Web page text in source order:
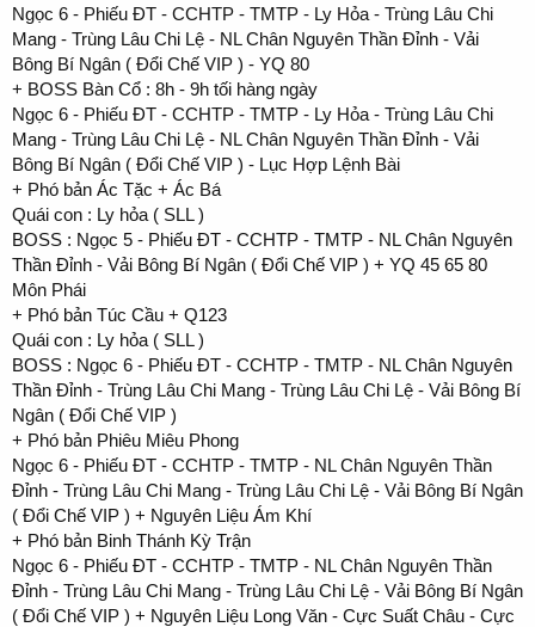
Ngọc 6 - Phiếu ĐT - CCHTP - TMTP - Ly Hỏa - Trùng Lâu Chi
Mang - Trùng Lâu Chi Lệ - NL Chân Nguyên Thần Đỉnh - Vải
Bông Bí Ngân ( Đổi Chế VIP ) - YQ 80
+ BOSS Bàn Cổ : 8h - 9h tối hàng ngày
Ngọc 6 - Phiếu ĐT - CCHTP - TMTP - Ly Hỏa - Trùng Lâu Chi
Mang - Trùng Lâu Chi Lệ - NL Chân Nguyên Thần Đỉnh - Vải
Bông Bí Ngân ( Đổi Chế VIP ) - Lục Hợp Lệnh Bài
+ Phó bản Ác Tặc + Ác Bá
Quái con : Ly hỏa ( SLL )
BOSS : Ngọc 5 - Phiếu ĐT - CCHTP - TMTP - NL Chân Nguyên
Thần Đỉnh - Vải Bông Bí Ngân ( Đổi Chế VIP ) + YQ 45 65 80
Môn Phái
+ Phó bản Túc Cầu + Q123
Quái con : Ly hỏa ( SLL )
BOSS : Ngọc 6 - Phiếu ĐT - CCHTP - TMTP - NL Chân Nguyên
Thần Đỉnh - Trùng Lâu Chi Mang - Trùng Lâu Chi Lệ - Vải Bông Bí
Ngân ( Đổi Chế VIP )
+ Phó bản Phiêu Miêu Phong
Ngọc 6 - Phiếu ĐT - CCHTP - TMTP - NL Chân Nguyên Thần
Đỉnh - Trùng Lâu Chi Mang - Trùng Lâu Chi Lệ - Vải Bông Bí Ngân
( Đổi Chế VIP ) + Nguyên Liệu Ám Khí
+ Phó bản Binh Thánh Kỳ Trận
Ngọc 6 - Phiếu ĐT - CCHTP - TMTP - NL Chân Nguyên Thần
Đỉnh - Trùng Lâu Chi Mang - Trùng Lâu Chi Lệ - Vải Bông Bí Ngân
( Đổi Chế VIP ) + Nguyên Liệu Long Văn - Cực Suất Châu - Cực